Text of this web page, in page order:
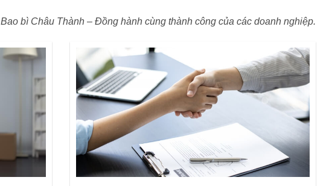
Bao bì Châu Thành – Đồng hành cùng thành công của các doanh nghiệp.